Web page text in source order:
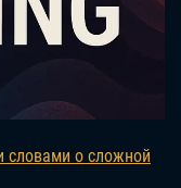
словами о сложной